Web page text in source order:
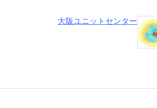
大阪ユニットセンター